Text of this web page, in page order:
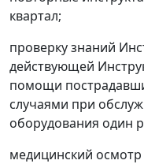
квартал;
проверку знаний
действующей
помощи
случаями при
оборудования один
медицинский осмотр